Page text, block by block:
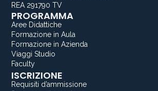
REA 291790 TV
PROGRAMMA
Aree Didattiche
Formazione in Aula
Formazione in Azienda
Viaggi Studio
Faculty
ISCRIZIONE
Requisiti d’ammissione